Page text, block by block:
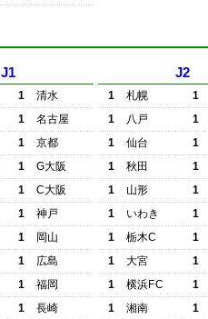
J1
1
清水
1
名古屋
1
京都
1
G大阪
1
C大阪
1
神戸
1
岡山
1
広島
1
福岡
1 長崎
J2
1 札幌
1
1
八戸
1
1
仙台
1
1
秋田
1
1
山形
1
1
いわき
1
1
栃木C
1
1
大宮
1
1
横浜FC
1
1
湘南 1